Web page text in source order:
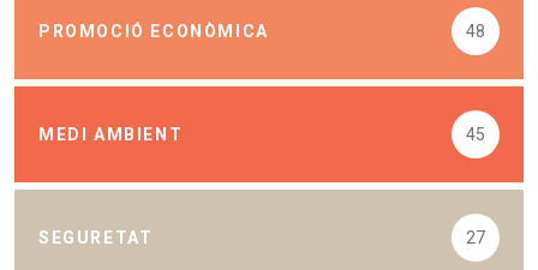
PROMOCIÓ ECONÒMICA 48
MEDI AMBIENT 45
SEGURETAT 27